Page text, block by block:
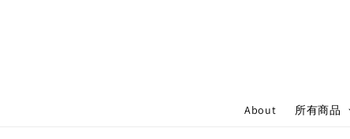
About 所有商品